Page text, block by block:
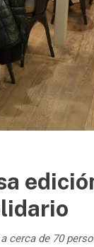
de 70